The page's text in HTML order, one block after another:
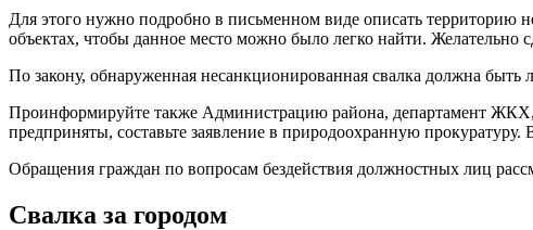
Для этого нужно подробно в письменном виде описать территорию
объектах, чтобы данное место можно было легко найти.
По закону, обнаруженная несанкционированная свалка должна
Проинформируйте также Администрацию района, департамент
предприняты, составьте заявление в природоохранную
Обращения граждан по вопросам бездействия должностных лиц
Свалка за городом